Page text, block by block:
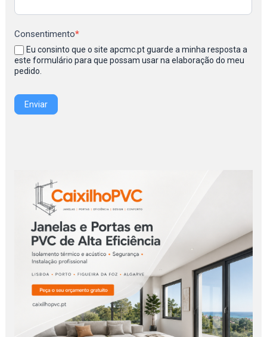
Consentimento*
Eu consinto que o site apcmc.pt guarde a minha resposta a
este formulário para que possam usar na elaboração do meu
pedido.
Enviar